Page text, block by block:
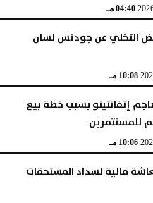
04:40 مـ
التخلي عن جودتس لسان
10:08 مـ
إنفانتينو بسبب خطة بيع
للمستثمرين
10:06 مـ
مالية لسداد المستحقات